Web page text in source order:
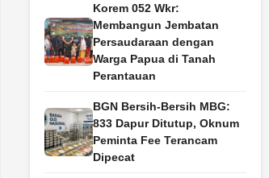
Korem 052 Wkr:
Membangun Jembatan
Persaudaraan dengan
Warga Papua di Tanah
Perantauan
BGN Bersih-Bersih MBG:
833 Dapur Ditutup, Oknum
Peminta Fee Terancam
Dipecat